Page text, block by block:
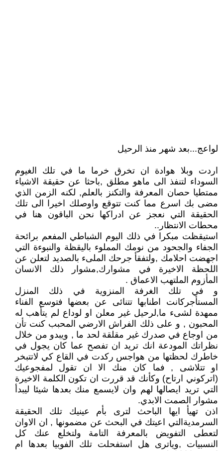
لواعج...بعد شهر منذ الرحيل
اردت وبلا هوادة ان تخرق خرما ما في تلك الغيوم
السوداء لتنفذ الى ماهو مطلق ,باحثا عن حقيقة الاشياء
ممتطيا حصان المعرفة والتكنز بالعلم, لكنه الزمن الذي
مضى بك اسرع مما كنت تتوقع واوصلك اخيرا الى تلك
الحقيقة التي نعجز عن ادراكها نحن الباقون هنا في
محطات الانتظار..
استيقظت مبكرا في ذلك اليوم الشباطي المفعم برائحة
الجفاء والجحود من نومك المملوء باليقظة والنبوءة التي
اجهضت احلامك ,ولتفقأ جرحك الملىء بالصديد لتعلن عن
اللحظة الاخيرة في مشوارك,مشوار ذلك الانسان
المأزوم الملتهب الاعماق .
و في تلك الغرفة المنزوية في ذلك المنزل
المستأجركانت اطنابها تتنائى عن بعضها فتوسع الفناء
ممهدة لشىء ما,لرحيل غير معلن او لوداع لم يتأهب له
المحبون , و على ذلك الفراش الارضي المحبب كنت تأن
من اوجاع في صدرك غير مقلقة لحد ما , ويبدو من خلال
نظراتك المودعة انك تريد ان تفصح عما كان يجول في
خاطرك لحظتها من هواجس ركدت في القاع كي لاتتبخر
او تتلاشى , فما كان منك الا ان تقول لمفجوعيك
(اتركوني ارتاح) وكأنك قد قررت ان تكون الكلمة الاخيرة
التي تريد ايصالها لهم وان لايسمع منك بعدها شيئا ليبدأ
مشوار الصمت الابدي.
اذن تهيأ ايها الباحث لترى بأم عينيك تلك الحقيقة
السرمديةالتي اعيتك في البحث عن مضمونها , ان الاوان
لتعطى التفويض بالمعرفة التامة ولتخلع عنك كل
النسبيات ,وياترى هل استفحلت تلك الفوبيا بعدها ام